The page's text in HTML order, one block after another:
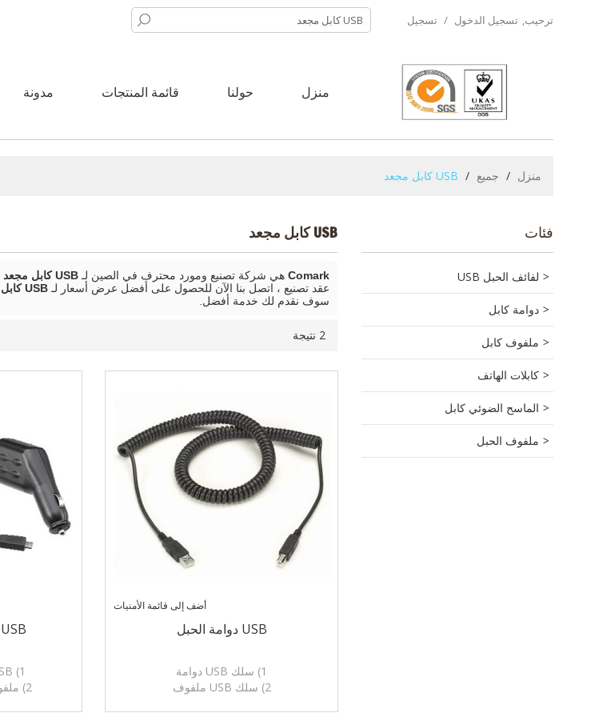
ترحيب, تسجيل الدخول / تسجيل
منزل حولنا قائمة المنتجات مدونة
منزل / جميع / USB كابل مجعد
فئات
لفائف الحبل USB
دوامة كابل
ملفوف كابل
كابلات الهاتف
الماسح الضوئي كابل
ملفوف الحبل
USB كابل مجعد
Comark هي شركة تصنيع ومورد محترف في الصين لـ USB كابل مجعد
عقد تصنيع ، اتصل بنا الآن للحصول على أفضل عرض أسعار لـ USB كابل مجعد
سوف نقدم لك خدمة أفضل.
2 نتيجة
أضف إلى قائمة الأمنيات
USB دوامة الحبل
1) سلك USB دوامة
2) سلك USB ملفوف
USB الصغير دوامة كبل
1) USB مايكرو دوامة كبل
2) ملفوف سلك USB مايكرو